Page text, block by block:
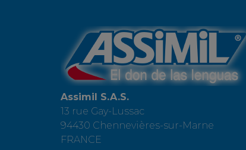
Assimil S.A.S.
13 rue Gay-Lussac
94430 Chennevières-sur-Marne
FRANCE